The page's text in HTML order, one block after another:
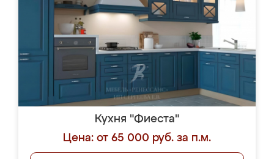
Кухня "Фиеста"
Цена: от 65 000 руб. за п.м.